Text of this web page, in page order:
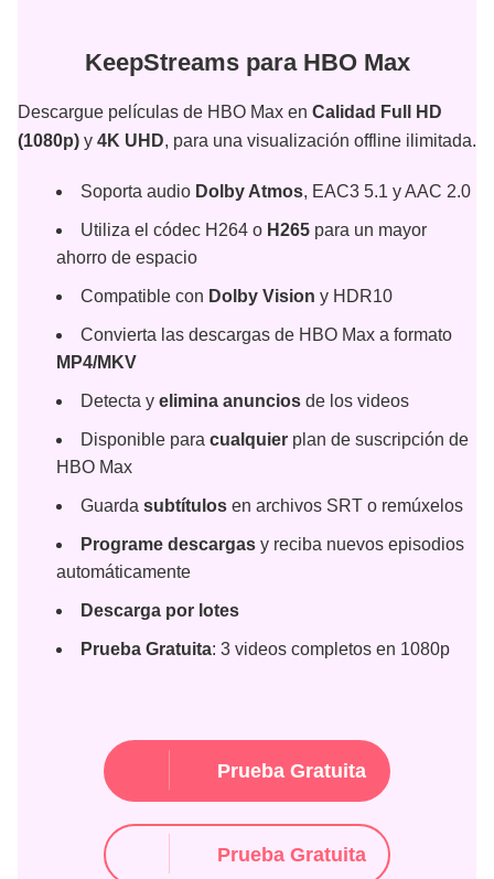
KeepStreams para HBO Max
Descargue películas de HBO Max en Calidad Full HD
(1080p) y 4K UHD, para una visualización offline ilimitada.
Soporta audio Dolby Atmos, EAC3 5.1 y AAC 2.0
Utiliza el códec H264 o H265 para un mayor
ahorro de espacio
Compatible con Dolby Vision y HDR10
Convierta las descargas de HBO Max a formato
MP4/MKV
Detecta y elimina anuncios de los videos
Disponible para cualquier plan de suscripción de
HBO Max
Guarda subtítulos en archivos SRT o remúxelos
Programe descargas y reciba nuevos episodios
automáticamente
Descarga por lotes
Prueba Gratuita: 3 videos completos en 1080p
Prueba Gratuita
Prueba Gratuita